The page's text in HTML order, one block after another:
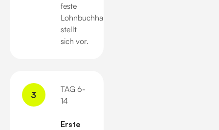
feste
Lohnbuchhalterin
stellt
sich vor.
3
TAG 6-
14
Erste